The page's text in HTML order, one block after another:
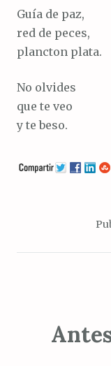
Guía de paz,
red de peces,
plancton plata.
No olvides
que te veo
y te beso.